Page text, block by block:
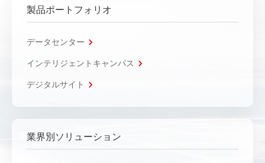
製品ポートフォリオ
データセンター
インテリジェントキャンパス
デジタルサイト
業界別ソリューション